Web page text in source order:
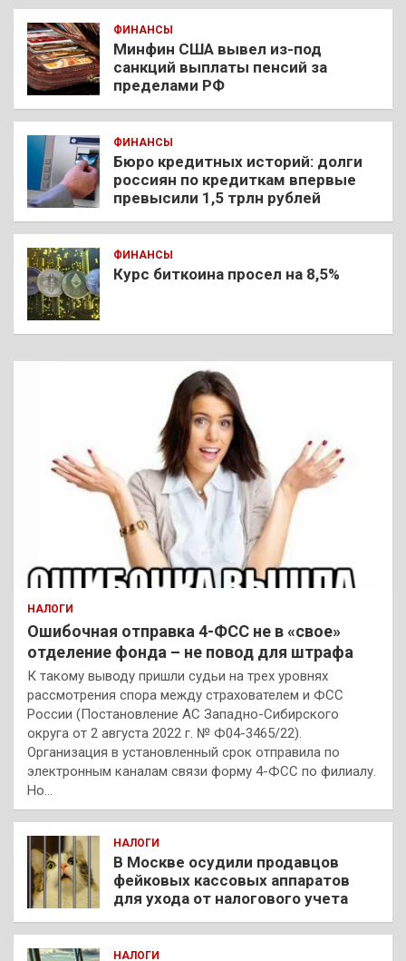
ФИНАНСЫ
Минфин США вывел из-под
санкций выплаты пенсий за
пределами РФ
ФИНАНСЫ
Бюро кредитных историй: долги
россиян по кредиткам впервые
превысили 1,5 трлн рублей
ФИНАНСЫ
Курс биткоина просел на 8,5%
НАЛОГИ
Ошибочная отправка 4-ФСС не в «свое»
отделение фонда – не повод для штрафа
К такому выводу пришли судьи на трех уровнях
рассмотрения спора между страхователем и ФСС
России (Постановление АС Западно-Сибирского
округа от 2 августа 2022 г. № Ф04-3465/22).
Организация в установленный срок отправила по
электронным каналам связи форму 4-ФСС по филиалу.
Но…
НАЛОГИ
В Москве осудили продавцов
фейковых кассовых аппаратов
для ухода от налогового учета
НАЛОГИ